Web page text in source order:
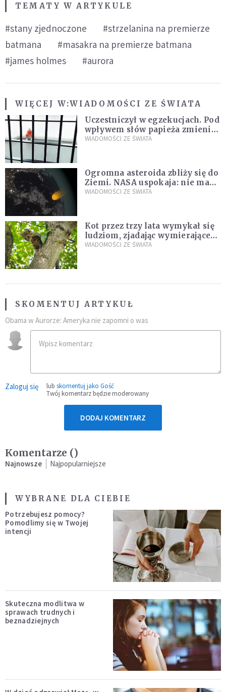
TEMATY W ARTYKULE
#stany zjednoczone
#strzelanina na premierze
batmana
#masakra na premierze batmana
#james holmes
#aurora
WIĘCEJ W:WIADOMOŚCI ZE ŚWIATA
Uczestniczył w egzekucjach. Pod
wpływem słów papieża zmienił
zdanie
WIADOMOŚCI ZE ŚWIATA
Ogromna asteroida zbliży się do
Ziemi. NASA uspokaja: nie ma
zagrożenia
WIADOMOŚCI ZE ŚWIATA
Kot przez trzy lata wymykał się
ludziom, zjadając wymierające
kaczki. W końcu popełnił
WIADOMOŚCI ZE ŚWIATA
SKOMENTUJ ARTYKUŁ
Obama w Aurorze: Ameryka nie zapomni o was
Zaloguj się lub skomentuj jako Gość
Twój komentarz będzie moderowany
DODAJ KOMENTARZ
Komentarze ()
Najnowsze Najpopularniejsze
WYBRANE DLA CIEBIE
Potrzebujesz pomocy?
Pomodlimy się w Twojej
intencji
Skuteczna modlitwa w
sprawach trudnych i
beznadziejnych